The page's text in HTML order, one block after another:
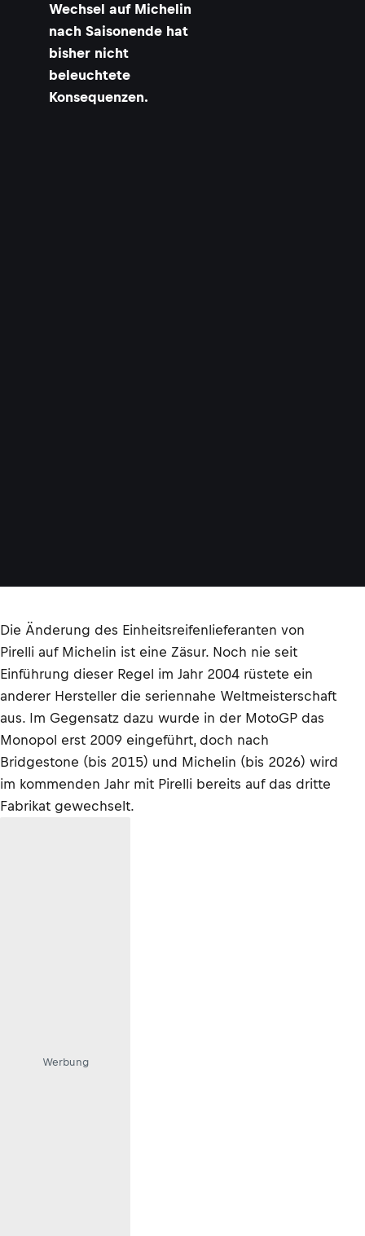
Wechsel auf Michelin
nach Saisonende hat
bisher nicht
beleuchtete
Konsequenzen.
Die Änderung des Einheitsreifenlieferanten von
Pirelli auf Michelin ist eine Zäsur. Noch nie seit
Einführung dieser Regel im Jahr 2004 rüstete ein
anderer Hersteller die seriennahe Weltmeisterschaft
aus. Im Gegensatz dazu wurde in der MotoGP das
Monopol erst 2009 eingeführt, doch nach
Bridgestone (bis 2015) und Michelin (bis 2026) wird
im kommenden Jahr mit Pirelli bereits auf das dritte
Fabrikat gewechselt.
Werbung